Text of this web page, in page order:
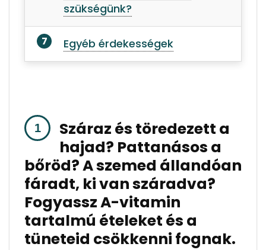
szükségünk?
Egyéb érdekességek
Száraz és töredezett a
hajad? Pattanásos a
bőröd? A szemed állandóan
fáradt, ki van száradva?
Fogyassz A-vitamin
tartalmú ételeket és a
tüneteid csökkenni fognak.